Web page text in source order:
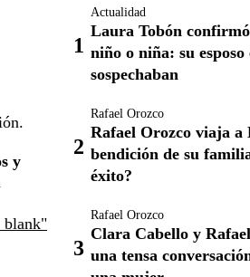
y
Actualidad
Laura Tobón
niño o niña: su
sospechaban
Rafael Orozco
Rafael Orozco viaja a
bendición de su
éxito?
Rafael Orozco
Clara Cabello y
una tensa